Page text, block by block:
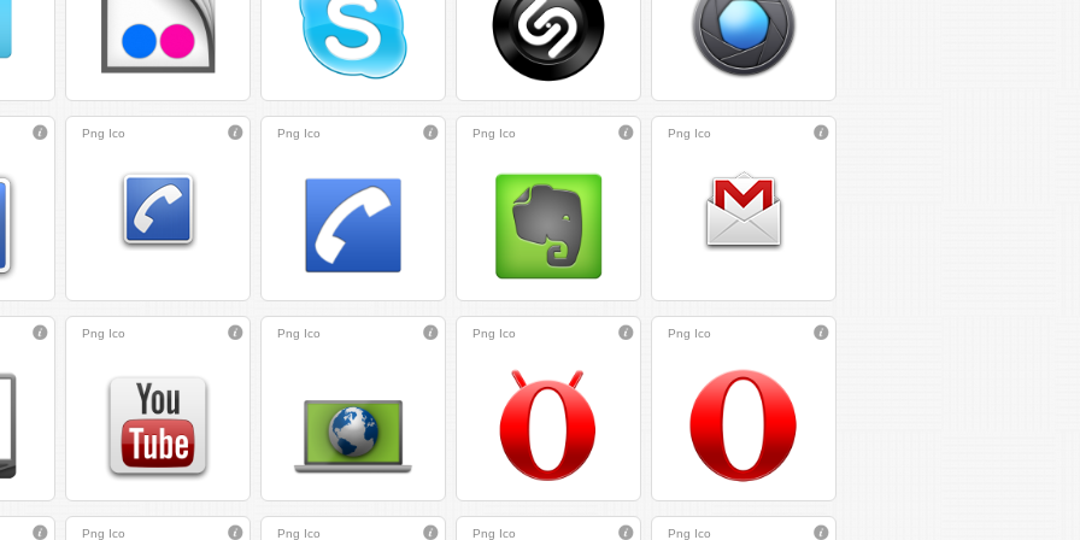
Png Ico Png Ico Png Ico Png Ico
Png Ico Png Ico Png Ico Png Ico
Png Ico Png Ico Png Ico Png Ico